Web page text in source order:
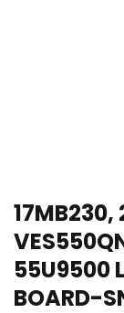
17MB230,
55U9500
BOARD-